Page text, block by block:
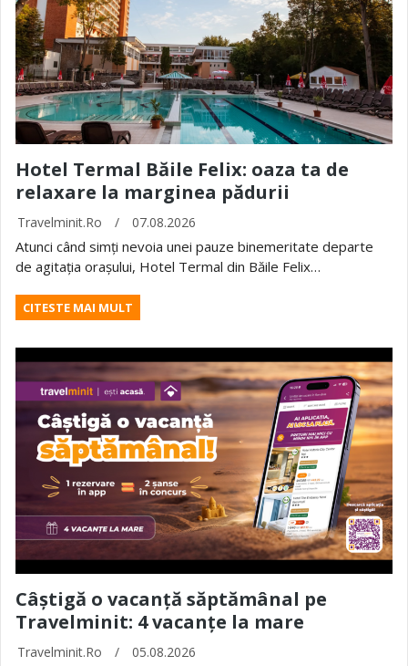
Hotel Termal Băile Felix: oaza ta de
relaxare la marginea pădurii
Travelminit.ro / 07.08.2026
Atunci când simți nevoia unei pauze binemeritate departe
de agitația orașului, Hotel Termal din Băile Felix…
CITESTE MAI MULT
Câștigă o vacanță săptămânal pe
Travelminit: 4 vacanțe la mare
Travelminit.ro / 05.08.2026